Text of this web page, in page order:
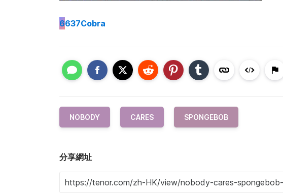
6637Cobra
NOBODY CARES SPONGEBOB
分享網址